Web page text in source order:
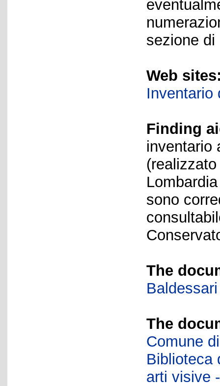
sezione di
Web
Inventario
Finding
inventario
sono
The
The
Comune
Biblioteca
arti visive